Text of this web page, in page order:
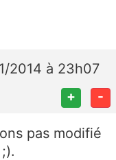
2014 à 23h07
+ -
pas modifié